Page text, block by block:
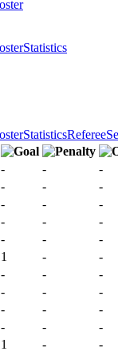
Statistics
StatisticsReferee
- -
-
- -
-
- -
-
- -
-
- -
-
1 -
-
- -
-
- -
-
- -
-
- -
-
1 -
-